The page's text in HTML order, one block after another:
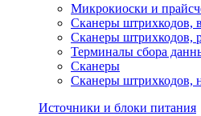
Микрокиоски и
Сканеры штрихкодов,
Сканеры штрихкодов,
Терминалы сбора
Сканеры
Сканеры штрихкодов,
Источники и блоки питания